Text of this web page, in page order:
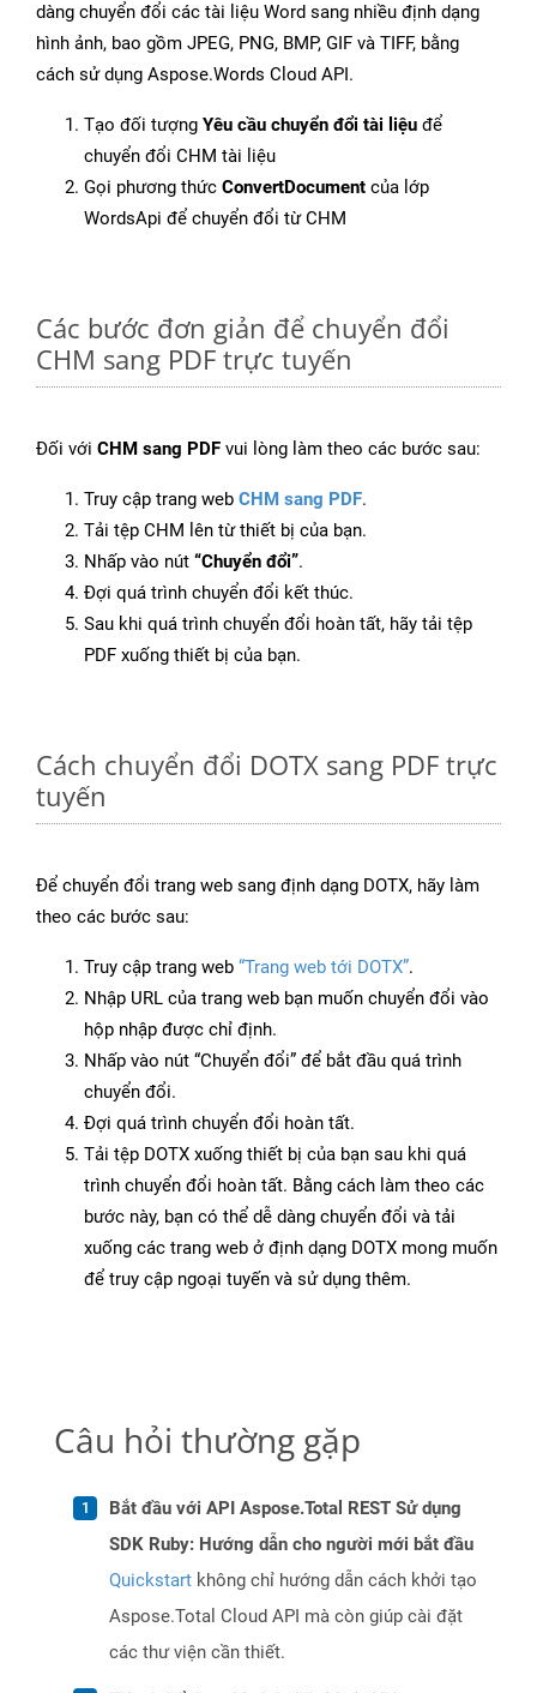
dàng chuyển đổi các tài liệu Word sang nhiều định dạng
hình ảnh, bao gồm JPEG, PNG, BMP, GIF và TIFF, bằng
cách sử dụng Aspose.Words Cloud API.
Tạo đối tượng Yêu cầu chuyển đổi tài liệu để
chuyển đổi CHM tài liệu
Gọi phương thức ConvertDocument của lớp
WordsApi để chuyển đổi từ CHM
Các bước đơn giản để chuyển đổi
CHM sang PDF trực tuyến
Đối với CHM sang PDF vui lòng làm theo các bước sau:
Truy cập trang web CHM sang PDF.
Tải tệp CHM lên từ thiết bị của bạn.
Nhấp vào nút “Chuyển đổi”.
Đợi quá trình chuyển đổi kết thúc.
Sau khi quá trình chuyển đổi hoàn tất, hãy tải tệp
PDF xuống thiết bị của bạn.
Cách chuyển đổi DOTX sang PDF trực
tuyến
Để chuyển đổi trang web sang định dạng DOTX, hãy làm
theo các bước sau:
Truy cập trang web “Trang web tới DOTX”.
Nhập URL của trang web bạn muốn chuyển đổi vào
hộp nhập được chỉ định.
Nhấp vào nút “Chuyển đổi” để bắt đầu quá trình
chuyển đổi.
Đợi quá trình chuyển đổi hoàn tất.
Tải tệp DOTX xuống thiết bị của bạn sau khi quá
trình chuyển đổi hoàn tất. Bằng cách làm theo các
bước này, bạn có thể dễ dàng chuyển đổi và tải
xuống các trang web ở định dạng DOTX mong muốn
để truy cập ngoại tuyến và sử dụng thêm.
Câu hỏi thường gặp
Bắt đầu với API Aspose.Total REST Sử dụng
SDK Ruby: Hướng dẫn cho người mới bắt đầu
Quickstart không chỉ hướng dẫn cách khởi tạo
Aspose.Total Cloud API mà còn giúp cài đặt
các thư viện cần thiết.